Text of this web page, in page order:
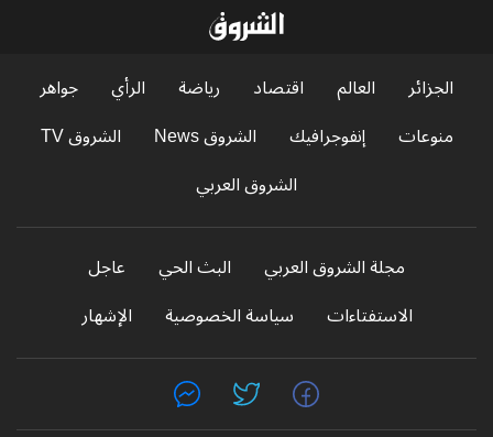
الجزائر العالم اقتصاد رياضة الرأي
جواهر
منوعات
إنفوجرافيك الشروق News
الشروق TV
الشروق العربي
مجلة الشروق العربي البث الحي
عاجل
الاستفتاءات
سياسة الخصوصية الإشهار